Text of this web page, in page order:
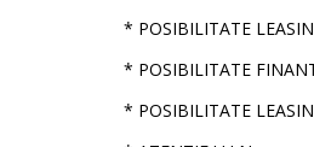
* POSIBILITATE
* POSIBILITATE
* POSIBILITATE